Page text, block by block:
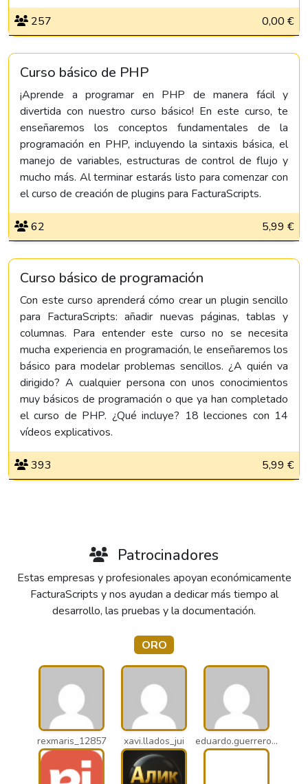
257 0,00 €
Curso básico de PHP
¡Aprende a programar en PHP de manera fácil y
divertida con nuestro curso básico! En este curso, te
enseñaremos los conceptos fundamentales de la
programación en PHP, incluyendo la sintaxis básica, el
manejo de variables, estructuras de control de flujo y
mucho más. Al terminar estarás listo para comenzar con
el curso de creación de plugins para FacturaScripts.
62 5,99 €
Curso básico de programación
Con este curso aprenderá cómo crear un plugin sencillo
para FacturaScripts: añadir nuevas páginas, tablas y
columnas. Para entender este curso no se necesita
mucha experiencia en programación, le enseñaremos los
básico para modelar problemas sencillos. ¿A quién va
dirigido? A cualquier persona con unos conocimientos
muy básicos de programación o que ya han completado
el curso de PHP. ¿Qué incluye? 18 lecciones con 14
vídeos explicativos.
393 5,99 €
Patrocinadores
Estas empresas y profesionales apoyan económicamente
FacturaScripts y nos ayudan a dedicar más tiempo al
desarrollo, las pruebas y la documentación.
ORO
rexmaris_12857 xavi.llados_jui eduardo.guerrero_pto